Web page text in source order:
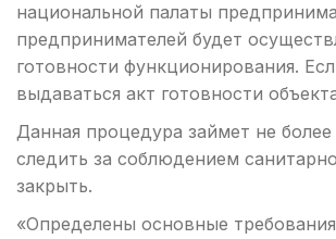
национальной палаты
предпринимателей будет
готовности функционирования.
выдаваться акт готовности
Данная процедура займет не
следить за соблюдением
закрыть.
«Определены основные